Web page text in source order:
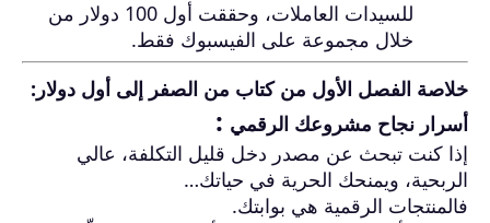
للسيدات العاملات، وحققت أول 100 دولار من
خلال مجموعة على الفيسبوك فقط.
خلاصة الفصل الأول من كتاب من الصفر إلى أول دولار:
أسرار نجاح مشروعك الرقمي :
إذا كنت تبحث عن مصدر دخل قليل التكلفة، عالي
الربحية، ويمنحك الحرية في حياتك…
فالمنتجات الرقمية هي بوابتك.